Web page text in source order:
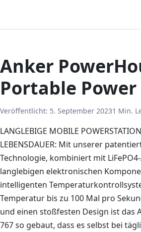
Anker
Portable
Veröffentlicht: 5. September 20231 Min.
LANGLEBIGE MOBILE
LEBENSDAUER: Mit unserer
Technologie, kombiniert mit
langlebigen elektronischen
intelligenten
Temperatur bis zu 100 Mal pro
und einen stoßfesten Design ist das
767 so gebaut, dass es selbst bei